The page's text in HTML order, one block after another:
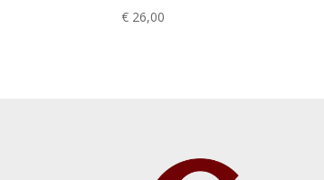
€ 26,00